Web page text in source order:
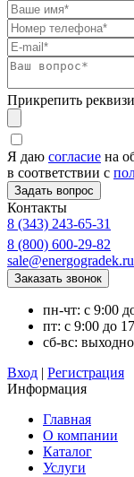
Прикрепить
Я даю согласие на
в соответствии с
Контакты
8 (343) 243-65-31
8 (800) 600-29-82
sale@energogradek.ru
пн-чт: с 9:00
пт: с 9:00 до
сб-вс:
Вход | Регистрация
Информация
Главная
О компании
Каталог
Услуги